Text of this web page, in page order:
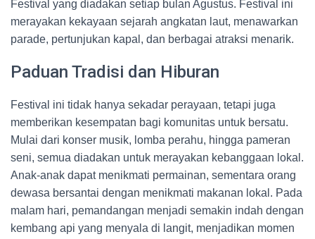
Festival yang diadakan setiap bulan Agustus. Festival ini
merayakan kekayaan sejarah angkatan laut, menawarkan
parade, pertunjukan kapal, dan berbagai atraksi menarik.
Paduan Tradisi dan Hiburan
Festival ini tidak hanya sekadar perayaan, tetapi juga
memberikan kesempatan bagi komunitas untuk bersatu.
Mulai dari konser musik, lomba perahu, hingga pameran
seni, semua diadakan untuk merayakan kebanggaan lokal.
Anak-anak dapat menikmati permainan, sementara orang
dewasa bersantai dengan menikmati makanan lokal. Pada
malam hari, pemandangan menjadi semakin indah dengan
kembang api yang menyala di langit, menjadikan momen